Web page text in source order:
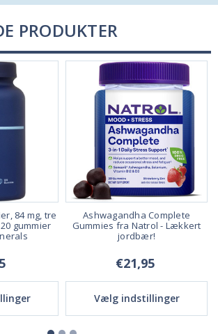
PRODUKTER
84 mg, tre
gummier
Ashwagandha Complete
Gummies fra Natrol - Lækkert
jordbær!
€21,95
Vælg indstillinger